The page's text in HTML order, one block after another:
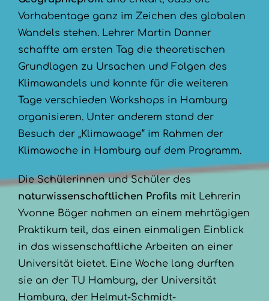
Vorhabentage ganz im Zeichen des globalen
Wandels stehen. Lehrer Martin Danner
schaffte am ersten Tag die theoretischen
Grundlagen zu Ursachen und Folgen des
Klimawandels und konnte für die weiteren
Tage verschieden Workshops in Hamburg
organisieren. Unter anderem stand der
Besuch der „Klimawaage“ im Rahmen der
Klimawoche in Hamburg auf dem Programm.
Die Schülerinnen und Schüler des
naturwissenschaftlichen Profils mit Lehrerin
Yvonne Böger nahmen an einem mehrtägigen
Praktikum teil, das einen einmaligen Einblick
in das wissenschaftliche Arbeiten an einer
Universität bietet. Eine Woche lang durften
sie an der TU Hamburg, der Universität
Hamburg, der Helmut-Schmidt-